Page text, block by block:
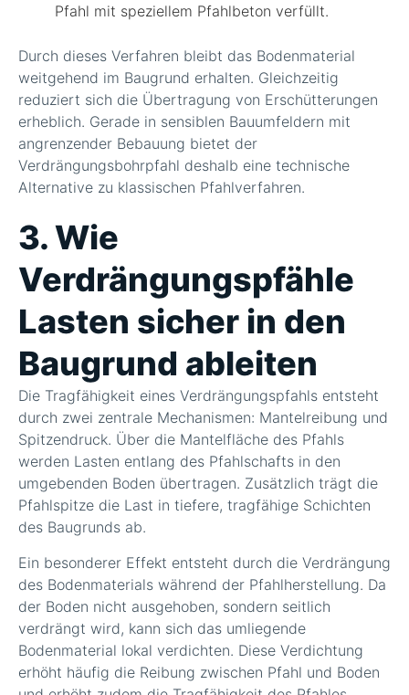
Pfahl mit speziellem Pfahlbeton verfüllt.
Durch dieses Verfahren bleibt das Bodenmaterial
weitgehend im Baugrund erhalten. Gleichzeitig
reduziert sich die Übertragung von Erschütterungen
erheblich. Gerade in sensiblen Bauumfeldern mit
angrenzender Bebauung bietet der
Verdrängungsbohrpfahl deshalb eine technische
Alternative zu klassischen Pfahlverfahren.
3. Wie
Verdrängungspfähle
Lasten sicher in den
Baugrund ableiten
Die Tragfähigkeit eines Verdrängungspfahls entsteht
durch zwei zentrale Mechanismen: Mantelreibung und
Spitzendruck. Über die Mantelfläche des Pfahls
werden Lasten entlang des Pfahlschafts in den
umgebenden Boden übertragen. Zusätzlich trägt die
Pfahlspitze die Last in tiefere, tragfähige Schichten
des Baugrunds ab.
Ein besonderer Effekt entsteht durch die Verdrängung
des Bodenmaterials während der Pfahlherstellung. Da
der Boden nicht ausgehoben, sondern seitlich
verdrängt wird, kann sich das umliegende
Bodenmaterial lokal verdichten. Diese Verdichtung
erhöht häufig die Reibung zwischen Pfahl und Boden